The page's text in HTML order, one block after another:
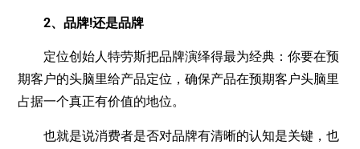
2、品牌!还是品牌
定位创始人特劳斯把品牌演绎得最为经典：你要在预
期客户的头脑里给产品定位，确保产品在预期客户头脑里
占据一个真正有价值的地位。
也就是说消费者是否对品牌有清晰的认知是关键，也